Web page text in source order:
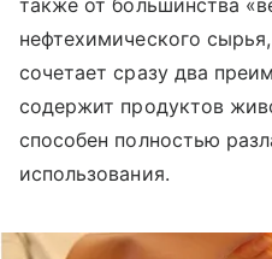
нефтехимического
сочетает сразу два
содержит продуктов
способен полностью
использования.